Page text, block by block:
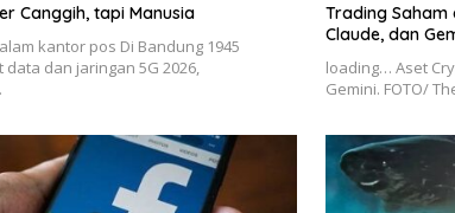
Canggih, tapi Manusia
kantor pos Di Bandung 1945
data dan jaringan 5G 2026,
Trading Saham
Claude, dan
loading… Aset
Gemini. FOTO/